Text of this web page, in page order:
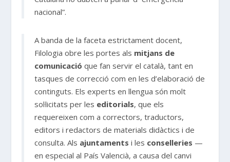
nacional”.
A banda de la faceta estrictament docent,
Filologia obre les portes als mitjans de
comunicació que fan servir el català, tant en
tasques de correcció com en les d’elaboració de
continguts. Els experts en llengua són molt
sol·licitats per les editorials, que els
requereixen com a correctors, traductors,
editors i redactors de materials didàctics i de
consulta. Als ajuntaments i les conselleries —
en especial al País Valencià, a causa del canvi